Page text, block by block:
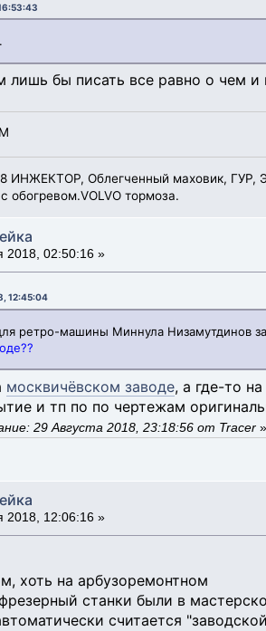
лишь бы писать все равно о чем и
ИНЖЕКТОР, Облегченный маховик, ГУР,
обогревом.VOLVO тормоза.
2018, 02:50:16 »
12:45:04
ретро-машины Миннула Низамутдинов
москвичёвском заводе, а где-то
и тп по по чертежам
29 Августа 2018, 23:18:56 от Tracer »
2018, 12:06:16 »
хоть на арбузоремонтном
станки были в
считается